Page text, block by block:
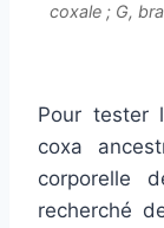
coxale ; G,
Pour tester
coxa
corporelle
recherché